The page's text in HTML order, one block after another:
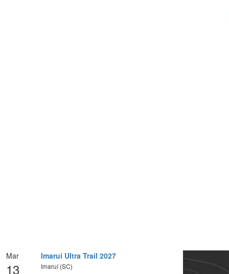
Mar
13
Imarui Ultra Trail 2027
Imaruí (SC)